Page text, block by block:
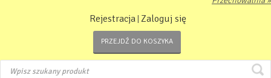
Rejestracja Zaloguj się
PRZEJDŹ DO KOSZYKA